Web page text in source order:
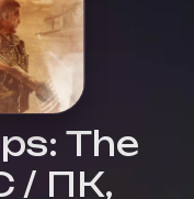
The
/ ПК,